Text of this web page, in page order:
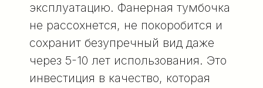
эксплуатацию. Фанерная тумбочка
не рассохнется, не покоробится и
сохранит безупречный вид даже
через 5-10 лет использования. Это
инвестиция в качество, которая